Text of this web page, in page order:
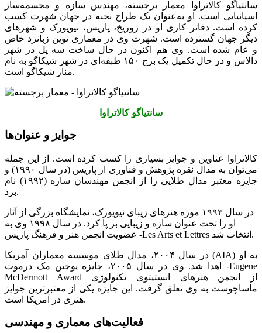
سانتیاگو کالاتراوا معمار برجسته، مهندس سازه و مجسمه‌ساز
اسپانیایی است. او به‌عنوان یک طراح نخبه در جهان شهرت کسب
کرده است. دفاتر کاری او در زوریخ، پاریس، نیویورک و شهرهای
دیگر جهان گسترده است. شهرت وی در معماری نوین زبانزد خاص
و عام شده است. وی هم اکنون در حال ساخت سه پل در شهر
دالاس و در حال تکمیل یک برج ۱۵۰ طبقه‌ای در شهر شیکاگو به نام
منار شیکاگو است.
سانتیاگو کالاتراوا
جوایز و عنوان‌ها
کالاتراوا عناوین و جوایز بسیاری را کسب کرده است. از این جمله
می‌توان به مدال نقره پژوهش و فناوری از پاریس (در سال ۱۹۹۰) و
جایزه معتبر مدال طلایی را از انجمن مهندسان سازه (۱۹۹۲) نام
برد.
در سال ۱۹۹۳ موزه هنرهای زیبای نیویورک، نمایشگاه بزرگی از آثار
او را تحت عنوان سازه و زیبایی بر پا کرد. در سال ۱۹۹۸ وی به
عضویت انجمن هنر و فرهنگ پاریس -Les Arts et Lettres انتخاب شد.
در سال ۲۰۰۴، مدال طلای موسسه معماران آمریکا (AIA) به او
اهدا شد. وی در سال ۲۰۰۵، جایزه یوجین مک‌ درموت -Eugene
McDermott Award از انجمن هنرهای انستیتوی تکنولوژی
ماساچوست به وی تعلق گرفت. این جایزه یکی از معتبرترین جوایز
هنری در آمریکا است.
فعالیت‌های معماری و مهندسی